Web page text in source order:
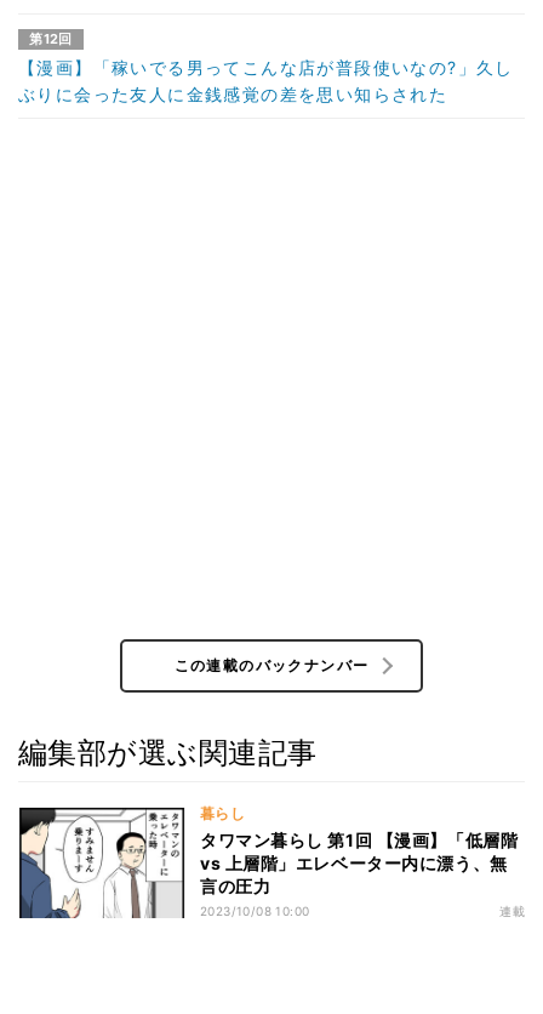
第12回
【漫画】「稼いでる男ってこんな店が普段使いなの?」久し
ぶりに会った友人に金銭感覚の差を思い知らされた
この連載のバックナンバー
編集部が選ぶ関連記事
暮らし
タワマン暮らし 第1回 【漫画】「低層階
vs 上層階」エレベーター内に漂う、無
言の圧力
2023/10/08 10:00 連載